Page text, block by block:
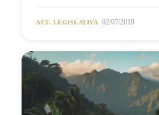
ACT. LEGISLATIVA 02/07/2019